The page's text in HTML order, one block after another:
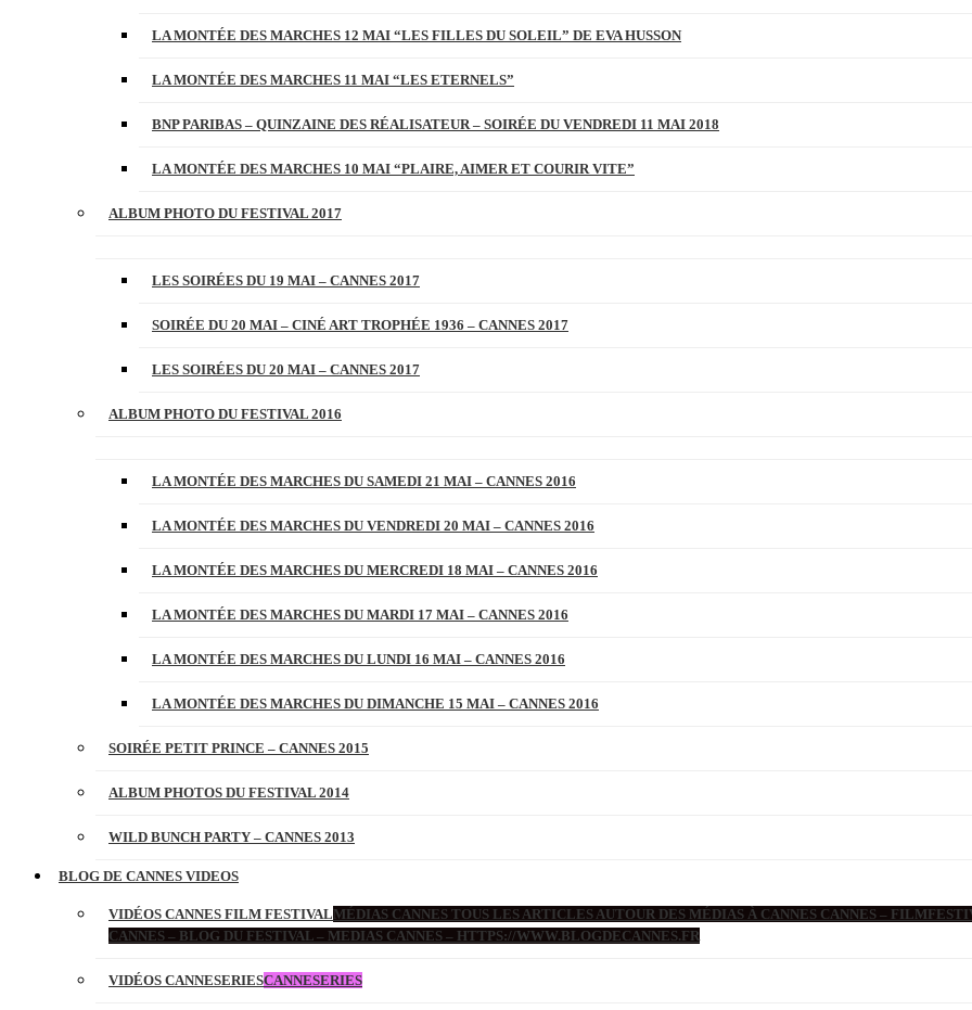
LA MONTÉE DES MARCHES 12 MAI “LES FILLES DU SOLEIL” DE EVA HUSSON
LA MONTÉE DES MARCHES 11 MAI “LES ETERNELS”
BNP PARIBAS – QUINZAINE DES RÉALISATEUR – SOIRÉE DU VENDREDI 11 MAI 2018
LA MONTÉE DES MARCHES 10 MAI “PLAIRE, AIMER ET COURIR VITE”
ALBUM PHOTO DU FESTIVAL 2017
LES SOIRÉES DU 19 MAI – CANNES 2017
SOIRÉE DU 20 MAI – CINÉ ART TROPHÉE 1936 – CANNES 2017
LES SOIRÉES DU 20 MAI – CANNES 2017
ALBUM PHOTO DU FESTIVAL 2016
LA MONTÉE DES MARCHES DU SAMEDI 21 MAI – CANNES 2016
LA MONTÉE DES MARCHES DU VENDREDI 20 MAI – CANNES 2016
LA MONTÉE DES MARCHES DU MERCREDI 18 MAI – CANNES 2016
LA MONTÉE DES MARCHES DU MARDI 17 MAI – CANNES 2016
LA MONTÉE DES MARCHES DU LUNDI 16 MAI – CANNES 2016
LA MONTÉE DES MARCHES DU DIMANCHE 15 MAI – CANNES 2016
SOIRÉE PETIT PRINCE – CANNES 2015
ALBUM PHOTOS DU FESTIVAL 2014
WILD BUNCH PARTY – CANNES 2013
BLOG DE CANNES VIDEOS
VIDÉOS CANNES FILM FESTIVALMÉDIAS CANNES TOUS LES ARTICLES AUTOUR DES MÉDIAS À CANNES CANNES –
CANNES – BLOG DU FESTIVAL – MEDIAS CANNES – HTTPS://WWW.BLOGDECANNES.FR
VIDÉOS CANNESERIESCANNESERIES